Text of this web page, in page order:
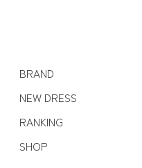
BRAND
NEW DRESS
RANKING
SHOP